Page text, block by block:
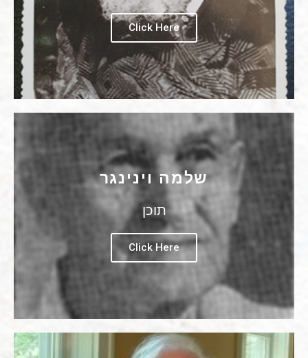
Click Here
שלמה וינינגר
תוכן
Click Here